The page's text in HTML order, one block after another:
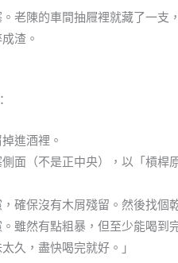
老陳的車間抽屜裡就藏了一支
渣。
進酒裡。
（不是正中央），以「槓桿
保沒有木屑殘留。然後找個
雖然有點粗暴，但至少能喝到
久，盡快喝完就好。」